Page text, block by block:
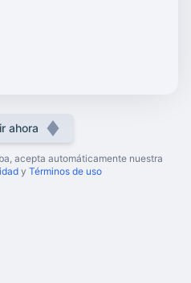
ahora
acepta automáticamente nuestra
y Términos de uso